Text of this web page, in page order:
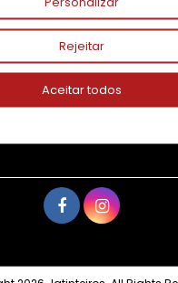
Rejeitar
Aceitar todos